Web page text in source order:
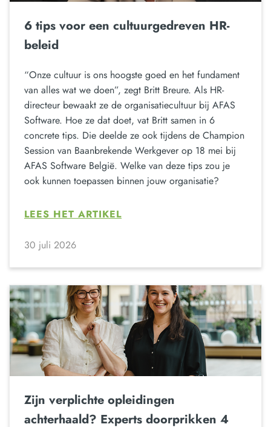
6 tips voor een cultuurgedreven HR-
beleid
“Onze cultuur is ons hoogste goed en het fundament
van alles wat we doen”, zegt Britt Breure. Als HR-
directeur bewaakt ze de organisatiecultuur bij AFAS
Software. Hoe ze dat doet, vat Britt samen in 6
concrete tips. Die deelde ze ook tijdens de Champion
Session van Baanbrekende Werkgever op 18 mei bij
AFAS Software België. Welke van deze tips zou je
ook kunnen toepassen binnen jouw organisatie?
LEES HET ARTIKEL
30 juli 2026
Zijn verplichte opleidingen
achterhaald? Experts doorprikken 4